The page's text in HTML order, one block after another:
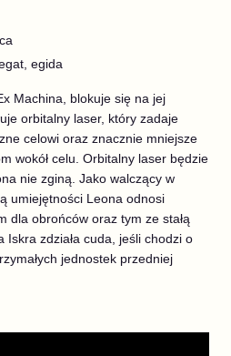
egida
Machina, blokuje się na jej
orbitalny laser, który zadaje
celowi oraz znacznie mniejsze
wokół celu. Orbitalny laser będzie
nie zginą. Jako walczący w
umiejętności Leona odnosi
dla obrońców oraz tym ze stałą
Iskra zdziała cuda, jeśli chodzi o
jednostek przedniej